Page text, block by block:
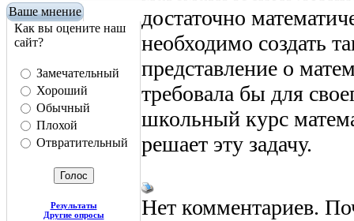
Ваше мнение
Как вы оцените наш
сайт?
Замечательный
Хороший
Обычный
Плохой
Отвратительный
Результаты
Другие опросы
достаточно
необходимо создать
представление о
требовала бы для
школьный курс
решает эту задачу.
Нет комментариев.